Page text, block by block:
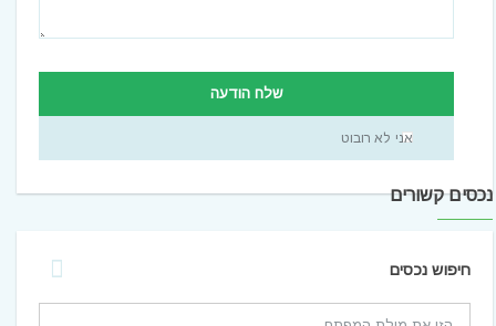
אני לא רובוט
שלח הודעה
נכסים קשורים
חיפוש נכסים